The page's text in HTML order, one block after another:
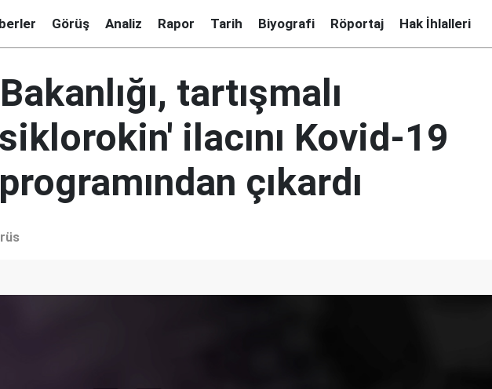
Görüş Analiz Rapor Tarih Biyografi Röportaj Hak İhlalleri
tartışmalı
ilacını Kovid-19
çıkardı